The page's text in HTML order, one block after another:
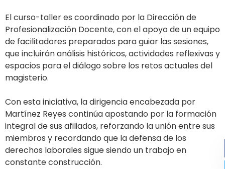
El curso-taller es coordinado por la Dirección de
Profesionalización Docente, con el apoyo de un equipo
de facilitadores preparados para guiar las sesiones,
que incluirán análisis históricos, actividades reflexivas y
espacios para el diálogo sobre los retos actuales del
magisterio.
Con esta iniciativa, la dirigencia encabezada por
Martínez Reyes continúa apostando por la formación
integral de sus afiliados, reforzando la unión entre sus
miembros y recordando que la defensa de los
derechos laborales sigue siendo un trabajo en
constante construcción.